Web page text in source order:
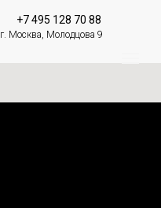
+7 495 128 70 88
г. Москва, Молодцова 9